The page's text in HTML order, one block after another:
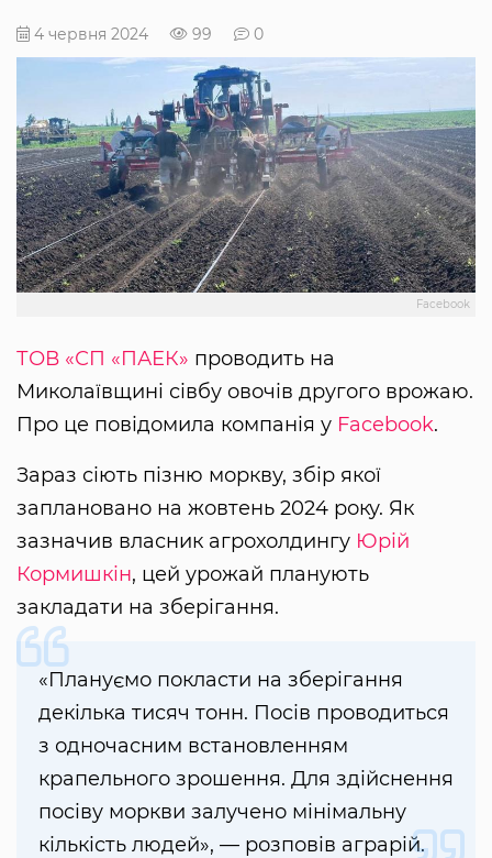
4 червня 2024 99 0
Facebook
ТОВ «СП «ПАЕК» проводить на
Миколаївщині сівбу овочів другого врожаю.
Про це повідомила компанія у Facebook.
Зараз сіють пізню моркву, збір якої
заплановано на жовтень 2024 року. Як
зазначив власник агрохолдингу Юрій
Кормишкін, цей урожай планують
закладати на зберігання.
«Плануємо покласти на зберігання
декілька тисяч тонн. Посів проводиться
з одночасним встановленням
крапельного зрошення. Для здійснення
посіву моркви залучено мінімальну
кількість людей», — розповів аграрій.